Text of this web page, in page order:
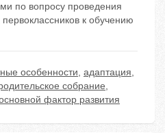
по вопросу проведения
к обучению
особенности, адаптация,
собрание,
фактор развития